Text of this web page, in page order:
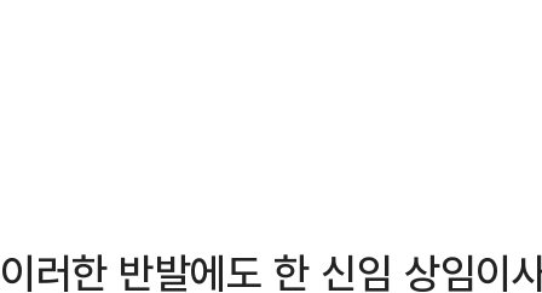
이러한 반발에도 한 신임 상임이